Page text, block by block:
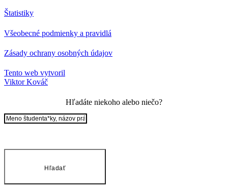
Štatistiky
Všeobecné podmienky a pravidlá
Zásady ochrany osobných údajov
Tento web vytvoril
Viktor Kováč
Hľadáte niekoho alebo niečo?
Hľadať